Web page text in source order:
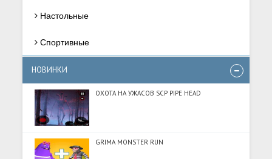
Настольные
Спортивные
НОВИНКИ
ОХОТА НА УЖАСОВ SCP PIPE HEAD
GRIMA MONSTER RUN